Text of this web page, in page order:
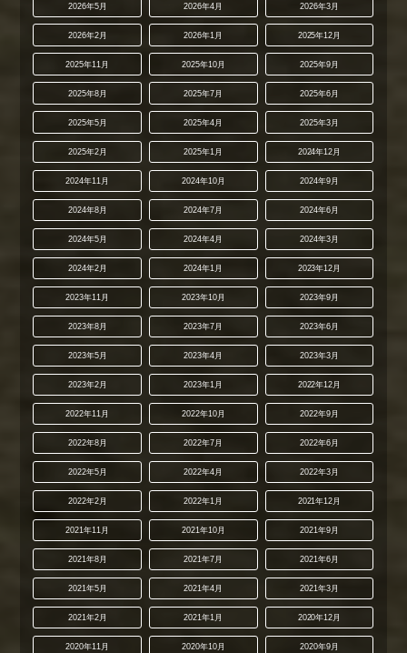
2026年5月 2026年4月 2026年3月
2026年2月 2026年1月 2025年12月
2025年11月 2025年10月 2025年9月
2025年8月 2025年7月 2025年6月
2025年5月 2025年4月 2025年3月
2025年2月 2025年1月 2024年12月
2024年11月 2024年10月 2024年9月
2024年8月 2024年7月 2024年6月
2024年5月 2024年4月 2024年3月
2024年2月 2024年1月 2023年12月
2023年11月 2023年10月 2023年9月
2023年8月 2023年7月 2023年6月
2023年5月 2023年4月 2023年3月
2023年2月 2023年1月 2022年12月
2022年11月 2022年10月 2022年9月
2022年8月 2022年7月 2022年6月
2022年5月 2022年4月 2022年3月
2022年2月 2022年1月 2021年12月
2021年11月 2021年10月 2021年9月
2021年8月 2021年7月 2021年6月
2021年5月 2021年4月 2021年3月
2021年2月 2021年1月 2020年12月
2020年11月 2020年10月 2020年9月